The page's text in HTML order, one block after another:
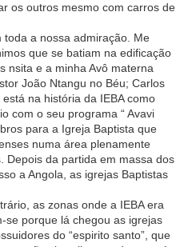
os outros mesmo com carros de
toda a nossa admiração. Me
que se batiam na edificação
nsita e a minha Avô materna
João Ntangu no Béu; Carlos
na história da IEBA como
com o seu programa “ Avavi
para a Igreja Baptista que
numa área plenamente
Depois da partida em massa dos
a Angola, as igrejas Baptistas
as zonas onde a IEBA era
se porque lá chegou as igrejas
do “espirito santo”, que